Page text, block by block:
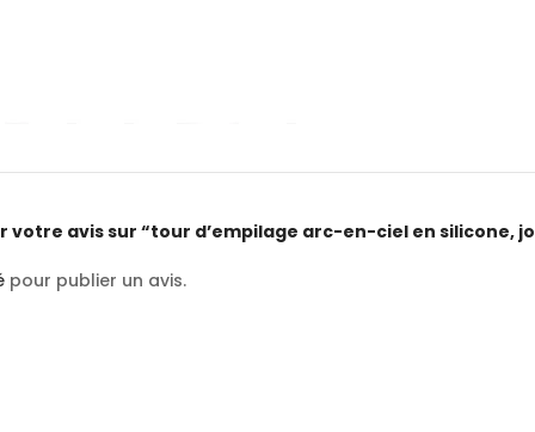
votre avis sur “tour d’empilage arc-en-ciel en silicone,
pour publier un avis.